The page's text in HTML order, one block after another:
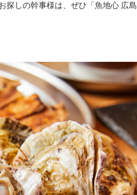
探しの幹事様は、ぜひ「魚地心 広島